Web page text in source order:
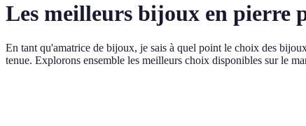
Les meilleurs bijoux en pierre
En tant qu'amatrice de bijoux, je sais à quel point le choix des
tenue. Explorons ensemble les meilleurs choix disponibles sur le